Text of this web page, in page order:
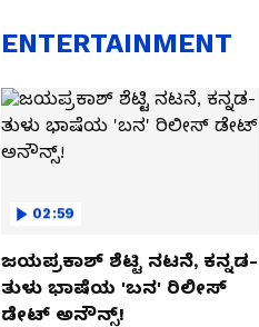
ENTERTAINMENT
02:59
ಜಯಪ್ರಕಾಶ್ ಶೆಟ್ಟಿ ನಟನೆ, ಕನ್ನಡ-
ತುಳು ಭಾಷೆಯ 'ಬನ' ರಿಲೀಸ್
ಡೇಟ್ ಅನೌನ್ಸ್!